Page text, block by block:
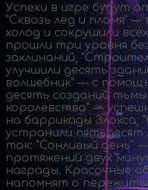
Успехи в игре будут
"Сквозь лед и пламя"
холод и сокрушили
прошли три уровня
заклинаний,
улучшили десять
волшебник" — с
десять созданий
королевства" —
на баррикады Злокса,
устранили
так: "Сонливый день"
протяжении двух
награды. Красочные
напомнят о